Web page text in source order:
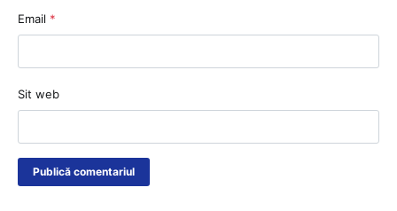
Email *
Sit web